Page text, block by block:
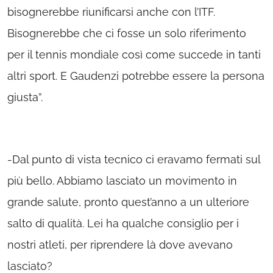
bisognerebbe riunificarsi anche con l’ITF.
Bisognerebbe che ci fosse un solo riferimento
per il tennis mondiale così come succede in tanti
altri sport. E Gaudenzi potrebbe essere la persona
giusta”.
-Dal punto di vista tecnico ci eravamo fermati sul
più bello. Abbiamo lasciato un movimento in
grande salute, pronto quest’anno a un ulteriore
salto di qualità. Lei ha qualche consiglio per i
nostri atleti, per riprendere là dove avevano
lasciato?